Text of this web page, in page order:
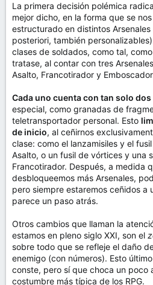
La primera decisión polémica
mejor dicho, en la forma que se
estructurado en distintos
posteriori, también
clases de soldados, como tal,
tratase, al contar con tres
Asalto, Francotirador y
Cada uno cuenta con tan solo dos
especial, como granadas de
teletransportador personal. Esto
de inicio, al ceñirnos
clase: como el lanzamisiles y el
Asalto, o un fusil de vórtices y una
Francotirador. Después, a medida
desbloqueemos más Arsenales,
pero siempre estaremos ceñidos a
parece un paso atrás.
Otros cambios que llaman la
estamos en pleno siglo XXI, son el
sobre todo que se refleje el daño
enemigo (con números). Esto
conste, pero sí que choca un poco
costumbre más típica de los RPG.